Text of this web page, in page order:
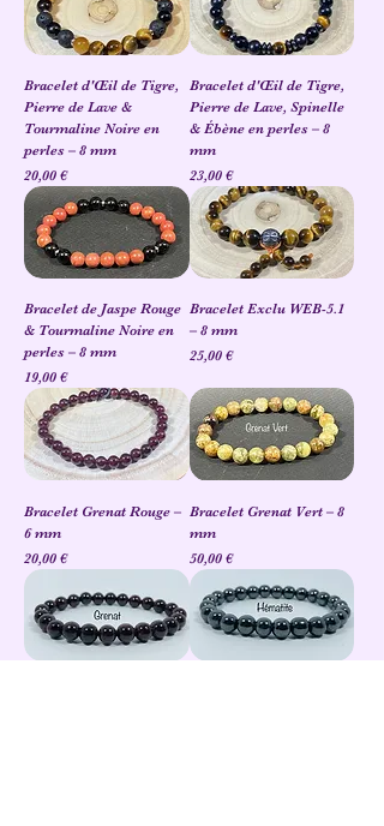
Bracelet d'Œil de Tigre,
Pierre de Lave &
Tourmaline Noire en
perles – 8 mm
Prix
20,00 €
Bracelet d'Œil de Tigre,
Pierre de Lave, Spinelle
& Ébène en perles – 8
mm
Prix
23,00 €
Bracelet de Jaspe Rouge
& Tourmaline Noire en
perles – 8 mm
Prix
19,00 €
Bracelet Exclu WEB-5.1
– 8 mm
Prix
25,00 €
Bracelet Grenat Rouge –
6 mm
Prix
20,00 €
Bracelet Grenat Vert – 8
mm
Prix
50,00 €